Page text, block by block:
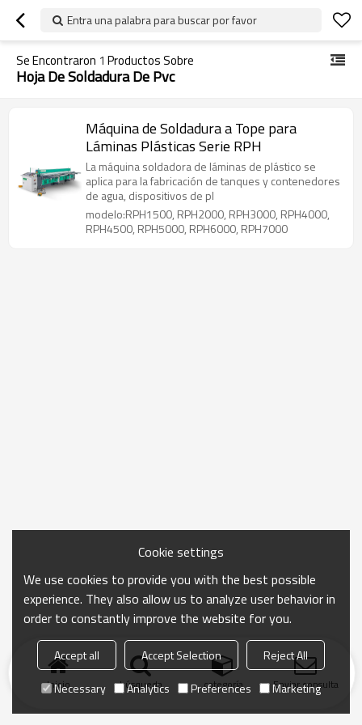
Entra una palabra para buscar por favor
Se Encontraron 1 Productos Sobre
Hoja De Soldadura De Pvc
Máquina de Soldadura a Tope para
Láminas Plásticas Serie RPH
La máquina soldadora de láminas de plástico se
aplica para la fabricación de tanques y contenedores
de agua, dispositivos de pl
modelo:RPH1500, RPH2000, RPH3000, RPH4000,
RPH4500, RPH5000, RPH6000, RPH7000
Inicio búsqueda categoría Enviar consulta
Cookie settings
We use cookies to provide you with the best possible
experience. They also allow us to analyze user behavior in
order to constantly improve the website for you.
Accept all Accept Selection
Reject All
Necessary
Analytics Preferences Marketing